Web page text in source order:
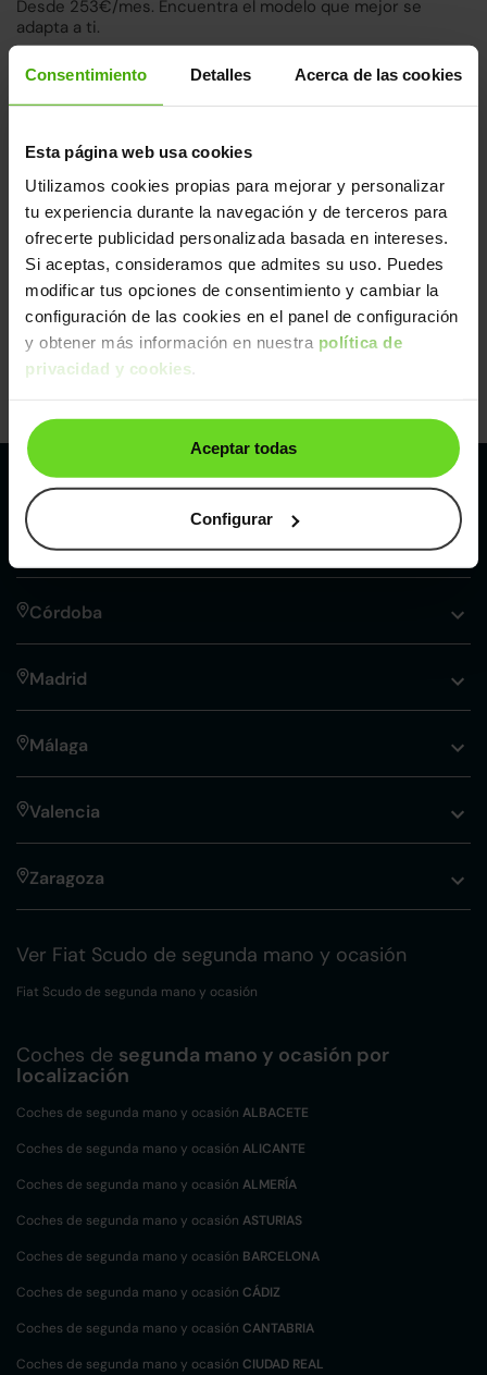
Consentimiento Detalles Acerca de las cookies
Esta página web usa cookies
Utilizamos cookies propias para mejorar y personalizar
tu experiencia durante la navegación y de terceros para
ofrecerte publicidad personalizada basada en intereses.
Si aceptas, consideramos que admites su uso. Puedes
modificar tus opciones de consentimiento y cambiar la
configuración de las cookies en el panel de configuración
y obtener más información en nuestra política de
privacidad y cookies.
Aceptar todas
Configurar
Desde 253€/mes. Encuentra el modelo que mejor se
adapta a ti.
Fiat Scudo
Furgón 1.5BlueHDI L1 Business 120
2022 | 63.832km | 120CV | Manual
20.490€
Nuestros puntos de venta Clicars:
Alicante
Córdoba
Madrid
Málaga
Valencia
Zaragoza
Ver Fiat Scudo de segunda mano y ocasión
Fiat Scudo de segunda mano y ocasión
Coches de segunda mano y ocasión por
localización
Coches de segunda mano y ocasión ALBACETE
Coches de segunda mano y ocasión ALICANTE
Coches de segunda mano y ocasión ALMERÍA
Coches de segunda mano y ocasión ASTURIAS
Coches de segunda mano y ocasión BARCELONA
Coches de segunda mano y ocasión CÁDIZ
Coches de segunda mano y ocasión CANTABRIA
Coches de segunda mano y ocasión CIUDAD REAL